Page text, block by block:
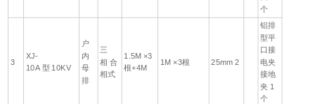
个
3
XJ-
10A 型 10KV
户
内
母
排
三
相 合
相式
1.5M ×3
根+4M
1M ×3根 25mm 2
铝排
型平
口接
电夹
接地
夹 1
个